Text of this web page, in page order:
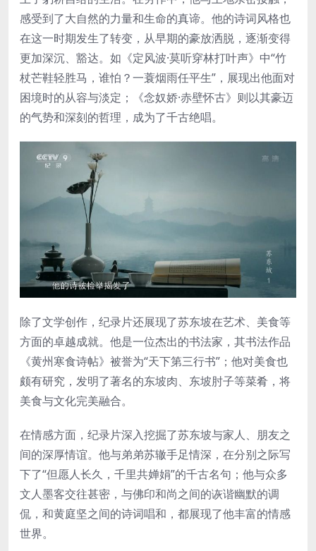
感受到了大自然的力量和生命的真谛。他的诗词风格也
在这一时期发生了转变，从早期的豪放洒脱，逐渐变得
更加深沉、豁达。如《定风波·莫听穿林打叶声》中“竹
杖芒鞋轻胜马，谁怕？一蓑烟雨任平生”，展现出他面对
困境时的从容与淡定；《念奴娇·赤壁怀古》则以其豪迈
的气势和深刻的哲理，成为了千古绝唱。
除了文学创作，纪录片还展现了苏东坡在艺术、美食等
方面的卓越成就。他是一位杰出的书法家，其书法作品
《黄州寒食诗帖》被誉为“天下第三行书”；他对美食也
颇有研究，发明了著名的东坡肉、东坡肘子等菜肴，将
美食与文化完美融合。
在情感方面，纪录片深入挖掘了苏东坡与家人、朋友之
间的深厚情谊。他与弟弟苏辙手足情深，在分别之际写
下了“但愿人长久，千里共婵娟”的千古名句；他与众多
文人墨客交往甚密，与佛印和尚之间的诙谐幽默的调
侃，和黄庭坚之间的诗词唱和，都展现了他丰富的情感
世界。